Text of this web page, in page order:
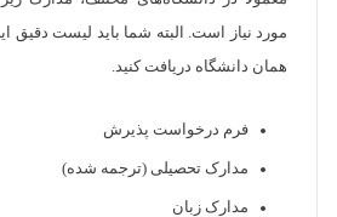
مورد نیاز است. البته شما باید لیست دقیق
همان دانشگاه دریافت کنید.
فرم درخواست پذیرش
مدارک تحصیلی (ترجمه شده)
مدارک زبان